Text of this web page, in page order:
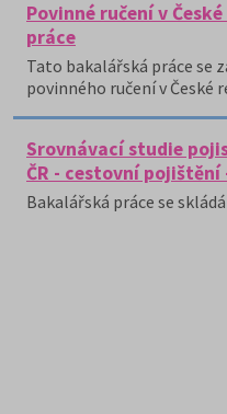
Povinné ručení v
práce
Tato bakalářská práce se
povinného ručení v České
Srovnávací studie
ČR - cestovní
Bakalářská práce se